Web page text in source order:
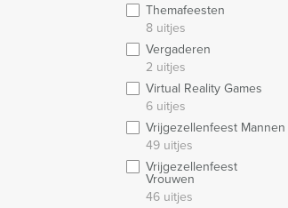
Themafeesten
8 uitjes
Vergaderen
2 uitjes
Virtual Reality Games
6 uitjes
Vrijgezellenfeest Mannen
49 uitjes
Vrijgezellenfeest
Vrouwen
46 uitjes